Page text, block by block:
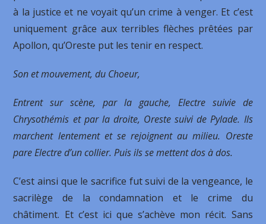
à la justice et ne voyait qu’un crime à venger. Et c’est
uniquement grâce aux terribles flèches prêtées par
Apollon, qu’Oreste put les tenir en respect.
Son et mouvement, du Choeur,
Entrent sur scène, par la gauche, Electre suivie de
Chrysothémis et par la droite, Oreste suivi de Pylade. Ils
marchent lentement et se rejoignent au milieu. Oreste
pare Electre d’un collier. Puis ils se mettent dos à dos.
C’est ainsi que le sacrifice fut suivi de la vengeance, le
sacrilège de la condamnation et le crime du
châtiment. Et c’est ici que s’achève mon récit. Sans